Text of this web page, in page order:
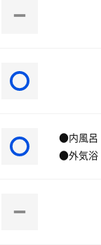
●内風
●外気浴